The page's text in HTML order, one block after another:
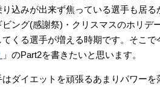
込みが出来ず焦っている選手も居
ング(感謝祭)・クリスマスのホリデ
くる選手が増える時期です。そこで
」のPart2を書きたいと思います。
ダイエットを頑張るあまりパワー